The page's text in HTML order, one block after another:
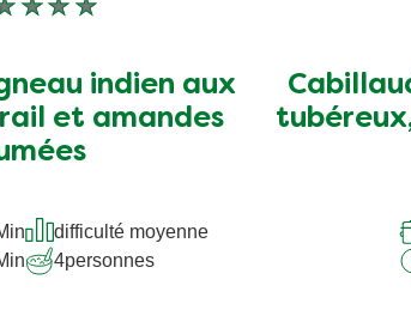
Aucune
soumise
pour
ce
indien aux
et amandes
difficulté moyenne
4personnes